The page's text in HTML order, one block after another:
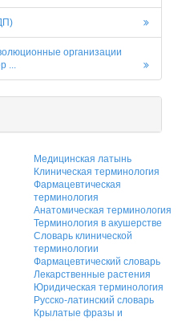
организации
...
Медицинская латынь
Клиническая терминология
Фармацевтическая
терминология
Анатомическая терминология
Терминология в акушерстве
Словарь клинической
терминологии
Фармацевтический словарь
Лекарственные растения
Юридическая терминология
Русско-латинский словарь
Крылатые фразы и